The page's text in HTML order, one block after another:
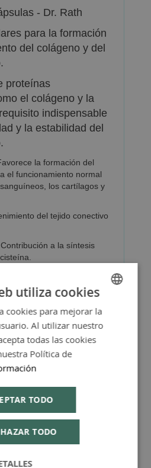
- Dr. Rath
para la formación
del colágeno y del
proteínas
el colágeno y la
indispensable
y la estabilidad del
la formación del
el funcionamiento normal
los cartílagos y
del tejido conectivo
a la síntesis
la protección de las células
oxidativo
Producto
SPANISH
ENGLISH
utiliza cookies
cookies para mejorar la
Al utilizar nuestro
todas las cookies
Política de
TODO
TODO